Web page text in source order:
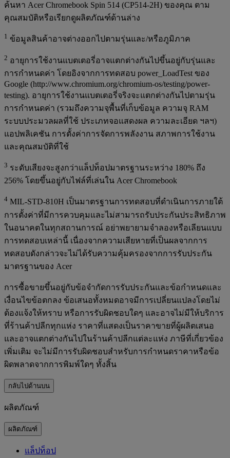
ค้นหา Acer Chromebook Spin 514 (CP514-2H) ของคุณ ตาม
คุณสมบัติหรือเรียกดูผลิตภัณฑ์ด้านล่าง
1 ข้อมูลสินค้าอาจต่างออกไปตามรุ่นและ/หรือภูมิภาค
2 อายุการใช้งานแบตเตอรี่อาจแตกต่างกันไปขึ้นอยู่กับรุ่นและ
การกำหนดค่า โดยอิงจากการทดสอบ power_LoadTest ของ
Google (http://www.chromium.org/chromium-os/testing/power-
testing). อายุการใช้งานแบตเตอรี่จริงจะแตกต่างกันไปตามรุ่น
การกำหนดค่า (รวมถึงความจุพื้นที่เก็บข้อมูล ความจุ RAM
ระบบประมวลผลที่ใช้ ประเภทจอแสดงผล ความละเอียด ฯลฯ)
แอปพลิเคชัน การตั้งค่าการจัดการพลังงาน สภาพการใช้งาน
และคุณสมบัติที่ใช้
3 ระดับเสียงจะสูงกว่าแล็ปท็อปมาตรฐานระหว่าง 180% ถึง
256% โดยขึ้นอยู่กับไฟล์ที่เล่นใน Acer Chromebook
4 MIL-STD-810H เป็นมาตรฐานการทดสอบที่ดำเนินการภายใต้
การตั้งค่าที่มีการควบคุมและไม่สามารถรับประกันประสิทธิภาพ
ในอนาคตในทุกสถานการณ์ อย่าพยายามจำลองหรือเลียนแบบ
การทดสอบเหล่านี้ เนื่องจากความเสียหายที่เป็นผลจากการ
ทดสอบดังกล่าวจะไม่ได้รับความคุ้มครองจากการรับประกัน
มาตรฐานของ Acer
การซื้อขายขึ้นอยู่กับข้อจำกัดการรับประกันและข้อกำหนดและ
เงื่อนไขข้อตกลง ข้อเสนอทั้งหมดอาจมีการเปลี่ยนแปลงโดยไม่
ต้องแจ้งให้ทราบ หรือการรับผิดชอบใดๆ และอาจไม่มีให้บริการ
ที่ร้านค้าปลีกทุกแห่ง ราคาที่แสดงเป็นราคาขายที่ผู้ผลิตเสนอ
และอาจแตกต่างกันไปในร้านค้าปลีกแต่ละแห่ง ภาษีที่เกี่ยวข้อง
เพิ่มเติม จะไม่มีการรับผิดชอบสำหรับการกำหนดราคาหรือข้อ
ผิดพลาดจากการพิมพ์ใดๆ ทั้งสิ้น
กลับไปด้านบน
ผลิตภัณฑ์
ผลิตภัณฑ์
แล็ปท็อป